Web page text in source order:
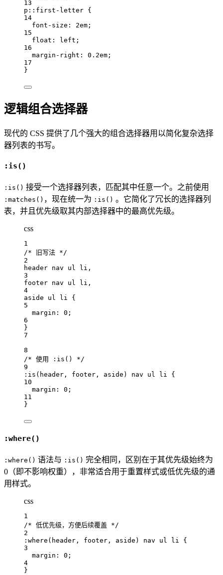
13
p ::first-letter {
14
font-size: 2em ;
15
float:
left ;
16
margin-right: 0.2em ;
17
}
逻辑组合选择器
现代的 CSS 提供了几个强大的组合选择器用以简化复杂选择
器列表的书写。
:is()
:is() 接受一个选择器列表，匹配其中任意一个。之前使用
:matches() ，现在统一为 :is() 。它简化了冗长的选择器列
表，并且优先级取其内部选择器中的最高优先级。
css
1
/* 旧写法 */
2
header nav ul li ,
3
footer nav ul li ,
4
aside
ul li
{
5
margin: 0 ;
6
}
7
8
/* 使用 :is() */
9
:is ( header , footer , aside ) nav ul li
{
10
margin: 0 ;
11
}
:where()
:where() 语法与 :is() 完全相同，区别在于其优先级始终为
0（即不影响权重），非常适合用于重置样式或低优先级的通
用样式。
css
1
/* 低优先级，方便后续覆盖 */
2
:where ( header , footer , aside ) nav ul li {
3
margin: 0 ;
4
}